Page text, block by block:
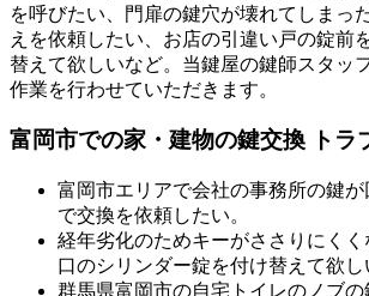
を呼びたい、門扉の鍵穴が壊れてしまっ
えを依頼したい、お店の引違い戸の錠前
替えて欲しいなど。当鍵屋の鍵師スタッ
作業を行わせていただきます。
富岡市での家・建物の鍵交換 トラ
富岡市エリアで会社の事務所の鍵
で交換を依頼したい。
経年劣化のためキーがささりにく
口のシリンダー錠を付け替えて欲し
群馬県富岡市の自宅トイレのノブ